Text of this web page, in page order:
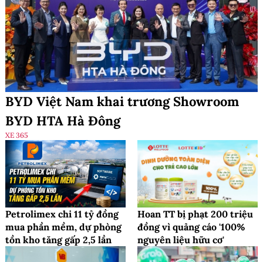
BYD Việt Nam khai trương Showroom
BYD HTA Hà Đông
XE 365
Petrolimex chi 11 tỷ đồng
mua phần mềm, dự phòng
tồn kho tăng gấp 2,5 lần
Hoan TT bị phạt 200 triệu
đồng vì quảng cáo '100%
nguyên liệu hữu cơ'